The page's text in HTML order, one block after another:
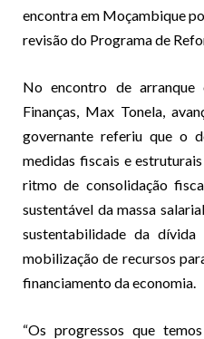
encontra em Moçambique
revisão do Programa de
No encontro de
Finanças, Max Tonela,
governante referiu que o
medidas fiscais e
ritmo de consolidação
sustentável da massa
sustentabilidade da
mobilização de recursos
financiamento da economia.
“Os progressos que